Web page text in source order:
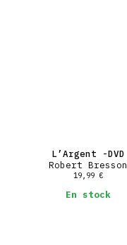
L’Argent -DVD
Robert Bresson
19,99 €
En stock